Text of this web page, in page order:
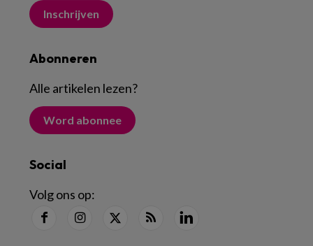
Inschrijven
Abonneren
Alle artikelen lezen?
Word abonnee
Social
Volg ons op: